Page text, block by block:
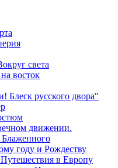
света
восток
Блеск русского двора"
движении.
году и Рождеству
в Европу